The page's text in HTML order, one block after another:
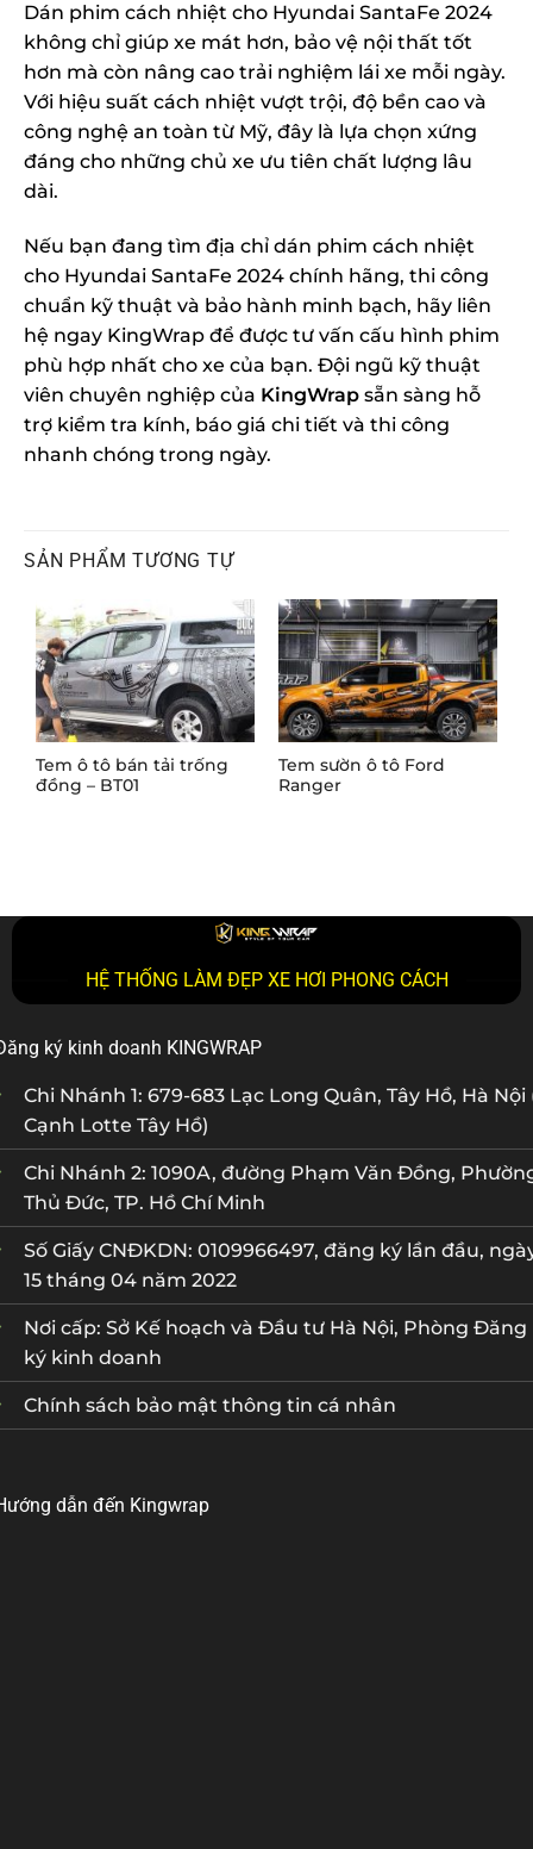
Dán phim cách nhiệt cho Hyundai SantaFe 2024
không chỉ giúp xe mát hơn, bảo vệ nội thất tốt
hơn mà còn nâng cao trải nghiệm lái xe mỗi ngày.
Với hiệu suất cách nhiệt vượt trội, độ bền cao và
công nghệ an toàn từ Mỹ, đây là lựa chọn xứng
đáng cho những chủ xe ưu tiên chất lượng lâu
dài.
Nếu bạn đang tìm địa chỉ dán phim cách nhiệt
cho Hyundai SantaFe 2024 chính hãng, thi công
chuẩn kỹ thuật và bảo hành minh bạch, hãy liên
hệ ngay KingWrap để được tư vấn cấu hình phim
phù hợp nhất cho xe của bạn. Đội ngũ kỹ thuật
viên chuyên nghiệp của KingWrap sẵn sàng hỗ
trợ kiểm tra kính, báo giá chi tiết và thi công
nhanh chóng trong ngày.
SẢN PHẨM TƯƠNG TỰ
Tem ô tô bán tải trống
đồng – BT01
Tem sườn ô tô Ford
Ranger
HỆ THỐNG LÀM ĐẸP XE HƠI PHONG CÁCH
ký kinh doanh KINGWRAP
Chi Nhánh 1: 679-683 Lạc Long Quân, Tây Hồ, Hà Nội
Cạnh Lotte Tây Hồ)
Chi Nhánh 2: 1090A, đường Phạm Văn Đồng,
Thủ Đức, TP. Hồ Chí Minh
Số Giấy CNĐKDN: 0109966497, đăng ký lần đầu,
15 tháng 04 năm 2022
Nơi cấp: Sở Kế hoạch và Đầu tư Hà Nội, Phòng Đăng
ký kinh doanh
Chính sách bảo mật thông tin cá nhân
dẫn đến Kingwrap